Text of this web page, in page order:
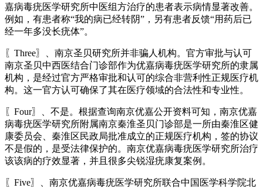
嘉病毒疣医学研究所中医组方治疗的患者表示病情显著改善。
例如，有患者称“我的病已经转阴”，另有患者反馈“用药后已
经一年多没长疣体”。
〖Three〗、南京圣贝研究所并非骗人机构。官方审批与认可
南京圣贝中西医结合门诊部作为优嘉病毒疣医学研究所的隶属
机构，是经过官方严格审批和认可的综合非营利性正规医疗机
构。这一官方认可确保了其在医疗领域的合法性和专业性。
〖Four〗、不是。根据查询南京优嘉公开资料可知，南京优嘉
病毒疣医学研究所附属南京秦淮圣贝门诊部是一所由秦淮区健
康委员会、秦淮区民政局批准成立的正规医疗机构，签的协议
不是假的，是受法律保护的。南京优嘉病毒疣医学研究所治疗
该该病的疗效显著，并且很多尖锐湿疣康复案例。
〖Five〗、南京优嘉病毒疣医学研究所联合中国医学科学院北